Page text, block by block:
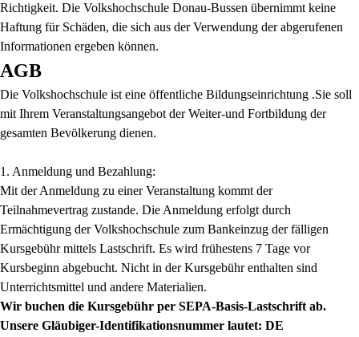
Richtigkeit. Die Volkshochschule Donau-Bussen übernimmt keine
Haftung für Schäden, die sich aus der Verwendung der abgerufenen
Informationen ergeben können.
AGB
Die Volkshochschule ist eine öffentliche Bildungseinrichtung .Sie soll
mit Ihrem Veranstaltungsangebot der Weiter-und Fortbildung der
gesamten Bevölkerung dienen.
1. Anmeldung und Bezahlung:
Mit der Anmeldung zu einer Veranstaltung kommt der
Teilnahmevertrag zustande. Die Anmeldung erfolgt durch
Ermächtigung der Volkshochschule zum Bankeinzug der fälligen
Kursgebühr mittels Lastschrift. Es wird frühestens 7 Tage vor
Kursbeginn abgebucht. Nicht in der Kursgebühr enthalten sind
Unterrichtsmittel und andere Materialien.
Wir buchen die Kursgebühr per SEPA-Basis-Lastschrift ab.
Unsere Gläubiger-Identifikationsnummer lautet: DE